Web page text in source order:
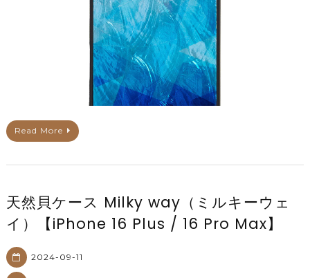
Read More
天然貝ケース Milky way（ミルキーウェ
イ）【iPhone 16 Plus / 16 Pro Max】
2024-09-11